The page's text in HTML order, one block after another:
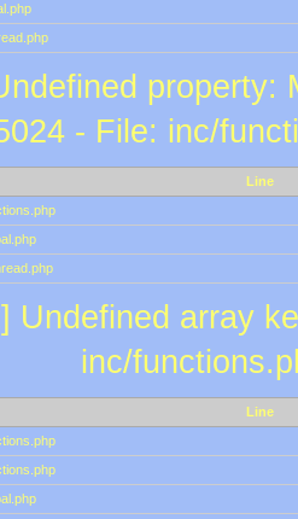
property:
- File: inc/
Line
Undefined array
inc/
Line